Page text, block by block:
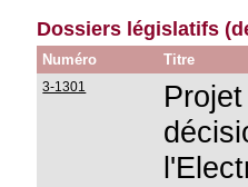
Dossiers législatifs
Numéro Titre
3-1301